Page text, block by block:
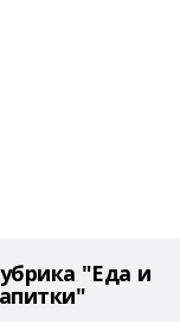
"Еда и